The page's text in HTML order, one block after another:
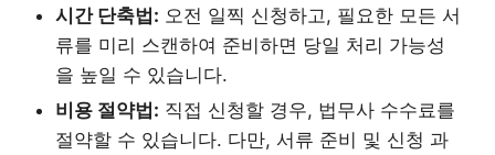
시간 단축법: 오전 일찍 신청하고, 필요한 모든 서
류를 미리 스캔하여 준비하면 당일 처리 가능성
을 높일 수 있습니다.
비용 절약법: 직접 신청할 경우, 법무사 수수료를
절약할 수 있습니다. 다만, 서류 준비 및 신청 과